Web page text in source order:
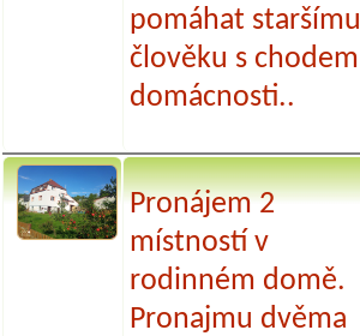
pomáhat staršímu
člověku s chodem
domácnosti..
Pronájem 2
místností v
rodinném domě.
Pronajmu dvěma